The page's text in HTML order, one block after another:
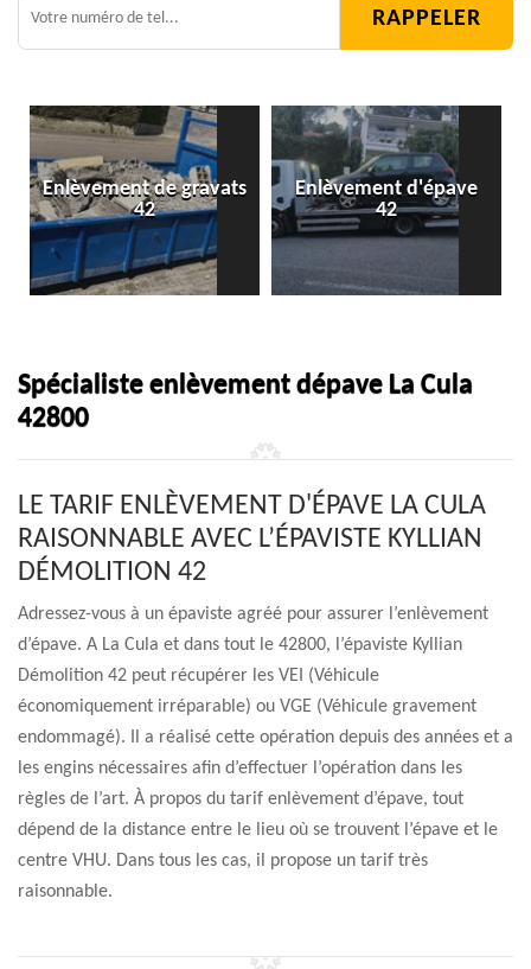
Enlèvement de gravats
42
Enlèvement d'épave
42
Spécialiste enlèvement dépave La Cula
42800
LE TARIF ENLÈVEMENT D'ÉPAVE LA CULA
RAISONNABLE AVEC L’ÉPAVISTE KYLLIAN
DÉMOLITION 42
Adressez-vous à un épaviste agréé pour assurer l’enlèvement
d’épave. A La Cula et dans tout le 42800, l’épaviste Kyllian
Démolition 42 peut récupérer les VEI (Véhicule
économiquement irréparable) ou VGE (Véhicule gravement
endommagé). Il a réalisé cette opération depuis des années et a
les engins nécessaires afin d’effectuer l’opération dans les
règles de l’art. À propos du tarif enlèvement d’épave, tout
dépend de la distance entre le lieu où se trouvent l’épave et le
centre VHU. Dans tous les cas, il propose un tarif très
raisonnable.